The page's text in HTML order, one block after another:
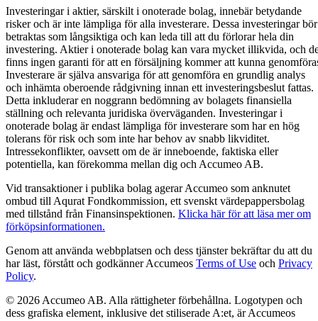
Investeringar i aktier, särskilt i onoterade bolag, innebär betydande
risker och är inte lämpliga för alla investerare. Dessa investeringar bör
betraktas som långsiktiga och kan leda till att du förlorar hela din
investering. Aktier i onoterade bolag kan vara mycket illikvida, och
finns ingen garanti för att en försäljning kommer att kunna
Investerare är själva ansvariga för att genomföra en grundlig analys
och inhämta oberoende rådgivning innan ett investeringsbeslut fattas.
Detta inkluderar en noggrann bedömning av bolagets finansiella
ställning och relevanta juridiska överväganden. Investeringar i
onoterade bolag är endast lämpliga för investerare som har en hög
tolerans för risk och som inte har behov av snabb likviditet.
Intressekonflikter, oavsett om de är inneboende, faktiska eller
potentiella, kan förekomma mellan dig och Accumeo AB.
Vid transaktioner i publika bolag agerar Accumeo som anknutet
ombud till Aqurat Fondkommission, ett svenskt värdepappersbolag
med tillstånd från Finansinspektionen. Klicka här för att läsa mer om
förköpsinformationen.
Genom att använda webbplatsen och dess tjänster bekräftar du att du
har läst, förstått och godkänner Accumeos Terms of Use och Privacy
Policy.
© 2026 Accumeo AB. Alla rättigheter förbehållna. Logotypen och
dess grafiska element, inklusive det stiliserade A:et, är Accumeos